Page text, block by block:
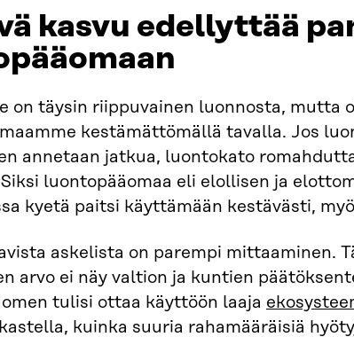
kasvu edellyttää
on täysin riippuvainen luonnosta, mutta
kestämättömällä tavalla. Jos
annetaan jatkua, luontokato
luontopääomaa eli elollisen ja
kyetä paitsi käyttämään kestävästi,
askelista on parempi mittaaminen.
arvo ei näy valtion ja kuntien
tulisi ottaa käyttöön laaja
kuinka suuria rahamääräisiä